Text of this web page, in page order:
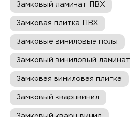
Замковый ламинат ПВХ
Замковая плитка ПВХ
Замковые виниловые полы
Замковый виниловый ламинат
Замковая виниловая плитка
Замковый кварцвинил